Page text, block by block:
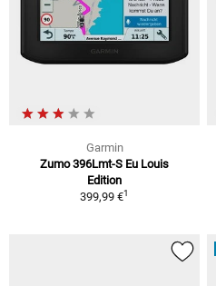
Garmin
Zumo 396Lmt-S Eu Louis
Edition
399,99 €1